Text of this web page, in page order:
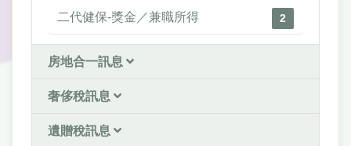
二代健保-獎金／兼職所得 2
房地合一訊息
奢侈稅訊息
遺贈稅訊息